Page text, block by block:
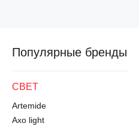
Популярные бренды
СВЕТ
Artemide
Axo light